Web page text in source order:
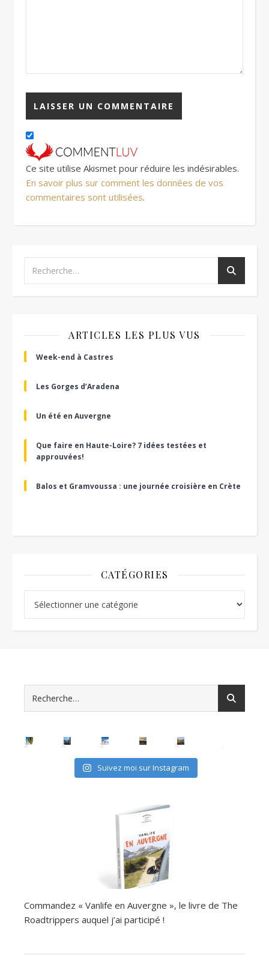
Ce site utilise Akismet pour réduire les indésirables.
En savoir plus sur comment les données de vos
commentaires sont utilisées.
ARTICLES LES PLUS VUS
Week-end à Castres
Les Gorges d’Aradena
Un été en Auvergne
Que faire en Haute-Loire? 7 idées testées et
approuvées!
Balos et Gramvoussa : une journée croisière en Crète
CATÉGORIES
Suivez moi sur Instagram
Commandez « Vanlife en Auvergne », le livre de The
Roadtrippers auquel j’ai participé !